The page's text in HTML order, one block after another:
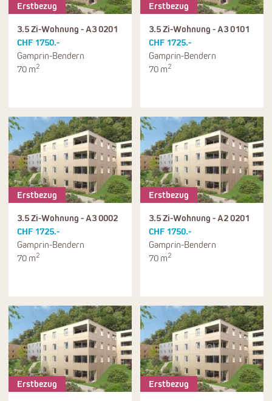
Erstbezug
3.5 Zi-Wohnung - A3 0201
CHF 1750.-
Gamprin-Bendern
70 m2
Erstbezug
3.5 Zi-Wohnung - A3 0101
CHF 1725.-
Gamprin-Bendern
70 m2
Erstbezug
3.5 Zi-Wohnung - A3 0002
CHF 1725.-
Gamprin-Bendern
70 m2
Erstbezug
3.5 Zi-Wohnung - A2 0201
CHF 1750.-
Gamprin-Bendern
70 m2
Erstbezug Erstbezug